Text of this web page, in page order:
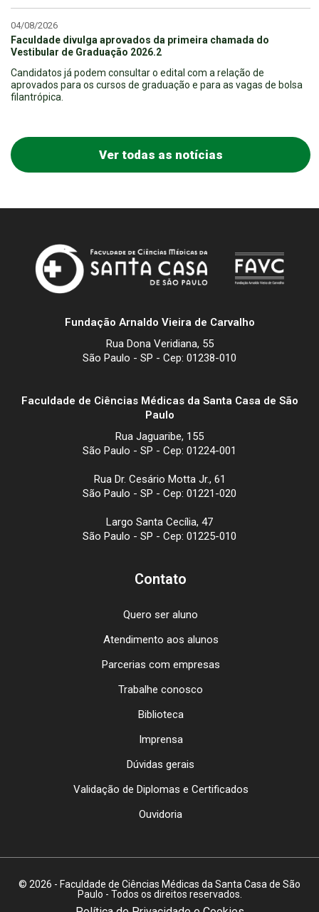
04/08/2026
Faculdade divulga aprovados da primeira chamada do
Vestibular de Graduação 2026.2
Candidatos já podem consultar o edital com a relação de
aprovados para os cursos de graduação e para as vagas de bolsa
filantrópica.
Ver todas as notícias
Fundação Arnaldo Vieira de Carvalho
Rua Dona Veridiana, 55
São Paulo - SP - Cep: 01238-010
Faculdade de Ciências Médicas da Santa Casa de São
Paulo
Rua Jaguaribe, 155
São Paulo - SP - Cep: 01224-001
Rua Dr. Cesário Motta Jr., 61
São Paulo - SP - Cep: 01221-020
Largo Santa Cecília, 47
São Paulo - SP - Cep: 01225-010
Contato
Quero ser aluno
Atendimento aos alunos
Parcerias com empresas
Trabalhe conosco
Biblioteca
Imprensa
Dúvidas gerais
Validação de Diplomas e Certificados
Ouvidoria
© 2026 - Faculdade de Ciências Médicas da Santa Casa de São
Paulo - Todos os direitos reservados.